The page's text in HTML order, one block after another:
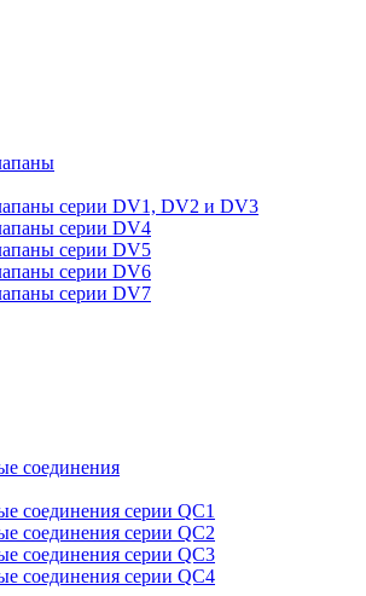
серии DV1, DV2 и DV3
серии DV4
серии DV5
серии DV6
серии DV7
соединения
соединения серии QC1
соединения серии QC2
соединения серии QC3
соединения серии QC4